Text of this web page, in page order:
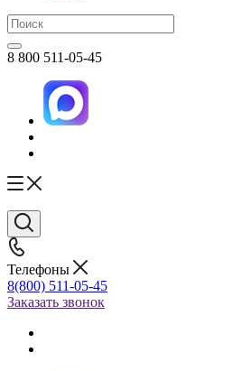
8 800 511-05-45
Телефоны
8(800) 511-05-45
Заказать звонок